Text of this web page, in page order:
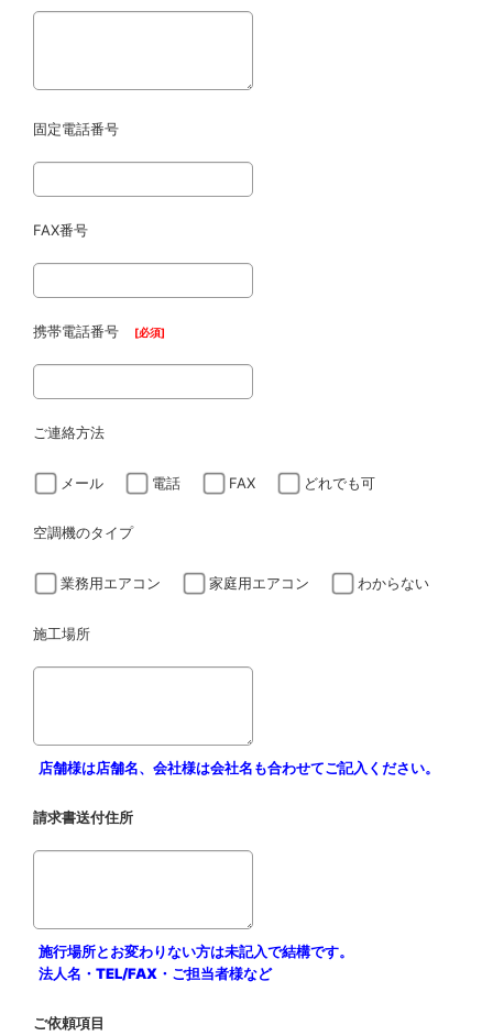
固定電話番号
FAX番号
携帯電話番号 [必須]
ご連絡方法
メール 電話 FAX どれでも可
空調機のタイプ
業務用エアコン 家庭用エアコン わからない
施工場所
店舗様は店舗名、会社様は会社名も合わせてご記入ください。
請求書送付住所
施行場所とお変わりない方は未記入で結構です。
法人名・TEL/FAX・ご担当者様など
ご依頼項目